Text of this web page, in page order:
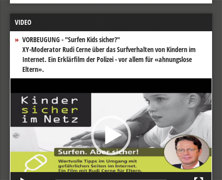
VIDEO
VORBEUGUNG - "Surfen Kids sicher?"
XY-Moderator Rudi Cerne über das Surfverhalten von Kindern im
Internet. Ein Erklärfilm der Polizei - vor allem für «ahnungslose
Eltern».
Video-